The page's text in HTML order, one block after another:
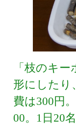
「枝のキ
形にしたり
費は300円
00。1日20